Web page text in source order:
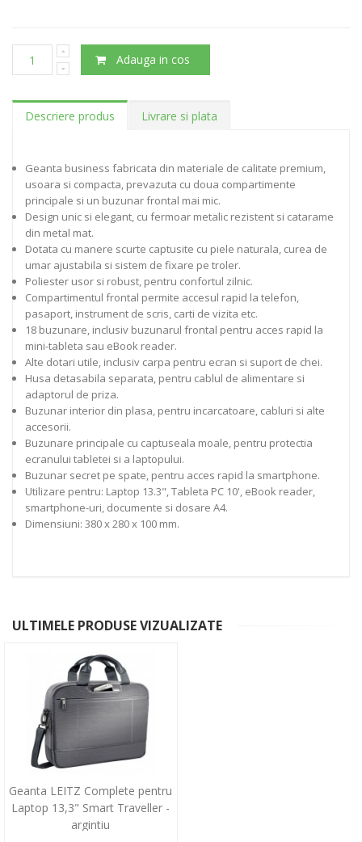
Adauga in cos
Descriere produs Livrare si plata
Geanta business fabricata din materiale de calitate premium,
usoara si compacta, prevazuta cu doua compartimente
principale si un buzunar frontal mai mic.
Design unic si elegant, cu fermoar metalic rezistent si catarame
din metal mat.
Dotata cu manere scurte captusite cu piele naturala, curea de
umar ajustabila si sistem de fixare pe troler.
Poliester usor si robust, pentru confortul zilnic.
Compartimentul frontal permite accesul rapid la telefon,
pasaport, instrument de scris, carti de vizita etc.
18 buzunare, inclusiv buzunarul frontal pentru acces rapid la
mini-tableta sau eBook reader.
Alte dotari utile, inclusiv carpa pentru ecran si suport de chei.
Husa detasabila separata, pentru cablul de alimentare si
adaptorul de priza.
Buzunar interior din plasa, pentru incarcatoare, cabluri si alte
accesorii.
Buzunare principale cu captuseala moale, pentru protectia
ecranului tabletei si a laptopului.
Buzunar secret pe spate, pentru acces rapid la smartphone.
Utilizare pentru: Laptop 13.3", Tableta PC 10', eBook reader,
smartphone-uri, documente si dosare A4.
Dimensiuni: 380 x 280 x 100 mm.
ULTIMELE PRODUSE VIZUALIZATE
Geanta LEITZ Complete pentru
Laptop 13,3" Smart Traveller -
argintiu